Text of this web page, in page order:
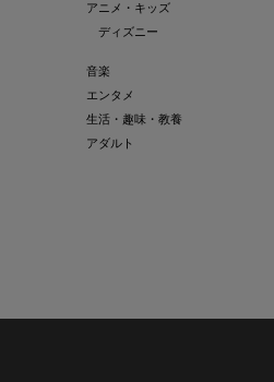
アニメ・キッズ
ディズニー
音楽
エンタメ
生活・趣味・教養
アダルト